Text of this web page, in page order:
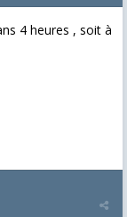
4 heures , soit à